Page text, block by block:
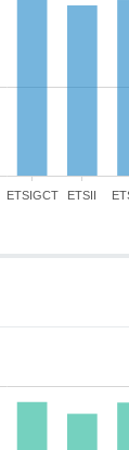
ETSIGCT ETSII